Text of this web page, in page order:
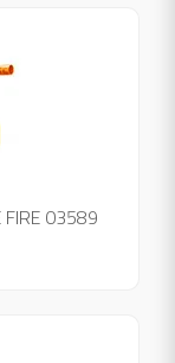
FIRE 03589